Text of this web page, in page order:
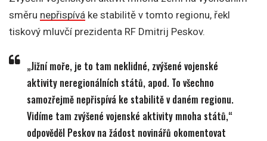
směru nepřispívá ke stabilitě v tomto regionu, řekl
tiskový mluvčí prezidenta RF Dmitrij Peskov.
„Jižní moře, je to tam neklidné, zvýšené vojenské
aktivity neregionálních států, apod. To všechno
samozřejmě nepřispívá ke stabilitě v daném regionu.
Vidíme tam zvýšené vojenské aktivity mnoha států,“
odpověděl Peskov na žádost novinářů okomentovat